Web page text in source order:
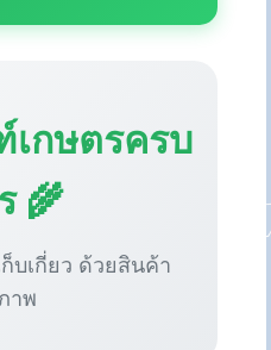
กษตรครบ
🌾
บเกี่ยว ด้วยสินค้า
าพ